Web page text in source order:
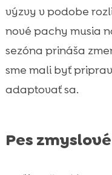
výzvy v podobe
nové pachy musia
sezóna prináša
sme mali byť
adaptovať sa.
Pes